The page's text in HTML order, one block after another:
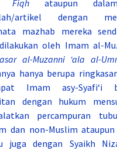
Fiqh ataupun
artikel dengan
mazhab mereka
oleh Imam al-
al-Muzanni ‘ala al-
hanya berupa
Imam asy-Syafi‘i
dengan hukum
percampuran
dan non-Muslim ataupun
juga dengan
Syaikh